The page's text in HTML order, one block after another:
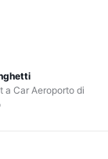
a Car Aeroporto di